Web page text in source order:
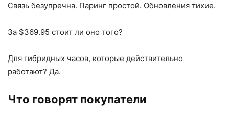
Связь безупречна. Паринг простой. Обновления тихие.
За $369.95 стоит ли оно того?
Для гибридных часов, которые действительно
работают? Да.
Что говорят покупатели